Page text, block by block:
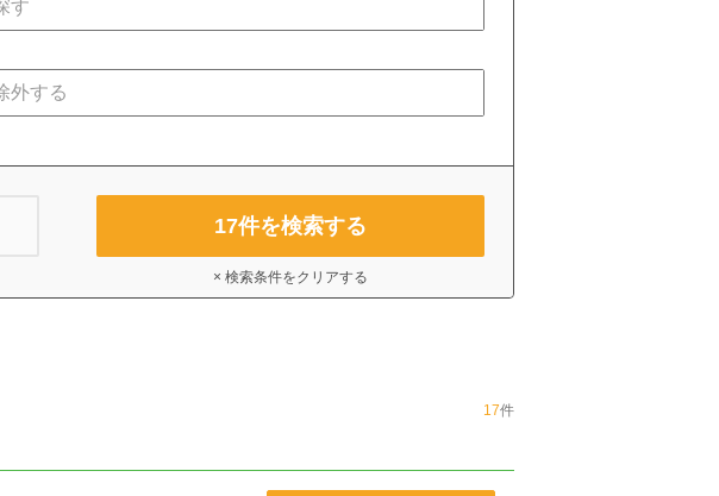
17件を検索する
× 検索条件をクリアする
17件